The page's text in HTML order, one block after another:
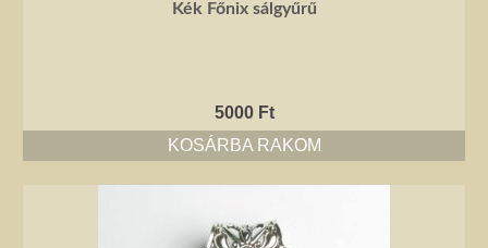
Kék Főnix sálgyűrű
5000 Ft
KOSÁRBA RAKOM